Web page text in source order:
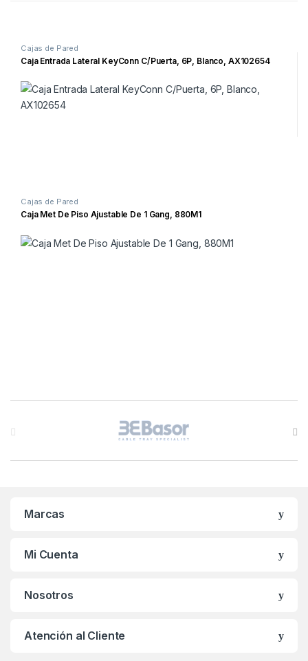
Cajas de Pared
Caja Entrada Lateral KeyConn C/Puerta, 6P, Blanco, AX102654
Cajas de Pared
Caja Met De Piso Ajustable De 1 Gang, 880M1
Marcas
Mi Cuenta
Nosotros
Atención al Cliente